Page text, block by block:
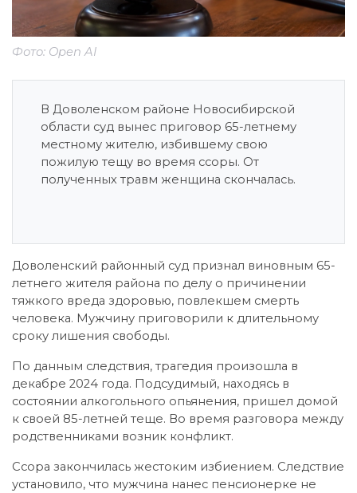
Фото: Open AI
В Доволенском районе Новосибирской
области суд вынес приговор 65-летнему
местному жителю, избившему свою
пожилую тещу во время ссоры. От
полученных травм женщина скончалась.
Доволенский районный суд признал виновным 65-
летнего жителя района по делу о причинении
тяжкого вреда здоровью, повлекшем смерть
человека. Мужчину приговорили к длительному
сроку лишения свободы.
По данным следствия, трагедия произошла в
декабре 2024 года. Подсудимый, находясь в
состоянии алкогольного опьянения, пришел домой
к своей 85-летней теще. Во время разговора между
родственниками возник конфликт.
Ссора закончилась жестоким избиением. Следствие
установило, что мужчина нанес пенсионерке не